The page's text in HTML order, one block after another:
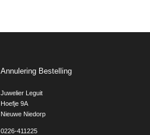
Annulering Bestelling
Juwelier Leguit
Hoefje 9A
Nieuwe Niedorp
0226-411225